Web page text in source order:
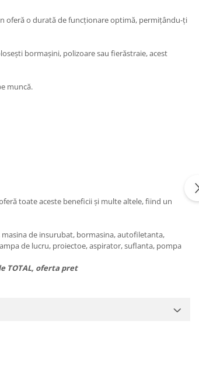
oferă o durată de funcționare optimă, permițându-ți
bormașini, polizoare sau fierăstraie, acest
muncă.
toate aceste beneficii și multe altele, fiind un
de insurubat, bormasina, autofiletanta,
de lucru, proiectoe, aspirator, suflanta, pompa
TOTAL, oferta pret